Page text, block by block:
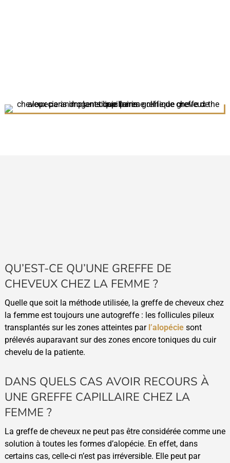
QU’EST-CE QU’UNE GREFFE DE
CHEVEUX CHEZ LA FEMME ?
Quelle que soit la méthode utilisée, la greffe de cheveux chez
la femme est toujours une autogreffe : les follicules pileux
transplantés sur les zones atteintes par l’alopéciesont
prélevés auparavant sur des zones encore toniques du cuir
chevelu de la patiente.
DANS QUELS CAS AVOIR RECOURS À
UNE GREFFE CAPILLAIRE CHEZ LA
FEMME ?
La greffe de cheveux ne peut pas être considérée comme une
solution à toutes les formes d’alopécie. En effet, dans
certains cas, celle-ci n’est pas irréversible. Elle peut par